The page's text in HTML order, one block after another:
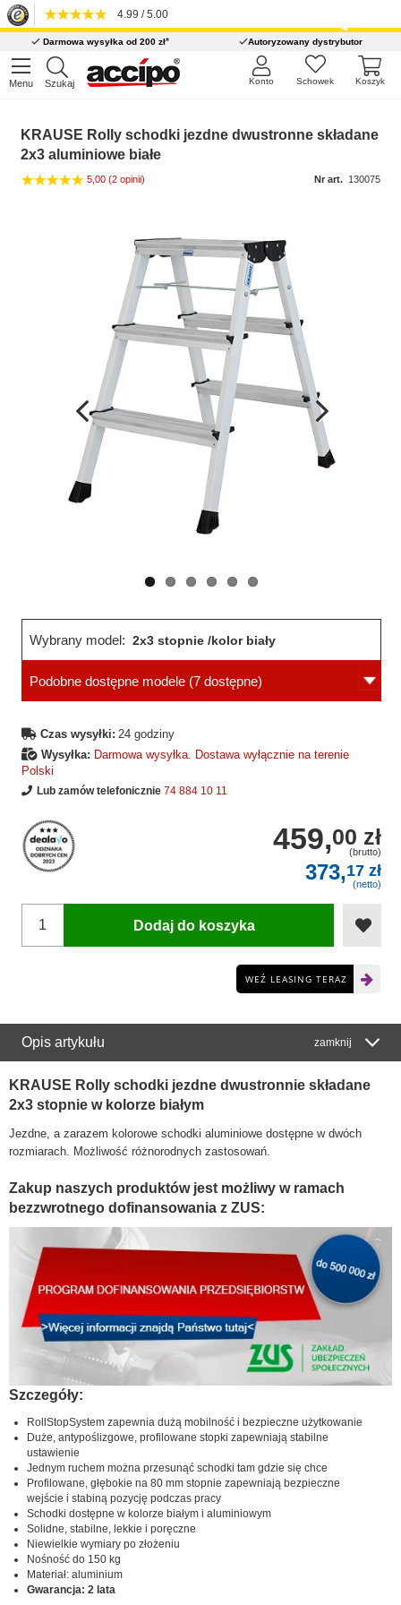
4.99 / 5.00
Darmowa wysyłka od 200 zł* Autoryzowany dystrybutor
Menu Szukaj Koszyk
Schowek
Konto
KRAUSE Rolly schodki jezdne dwustronne składane
2x3 aluminiowe białe
5,00 (2 opinii) Nr art. 130075
Wcześniejsza
strona
Następne
strona
Wybrany model: 2x3 stopnie /kolor biały
Podobne dostępne modele (7 dostępne)
Czas wysyłki: 24 godziny
Wysyłka: Darmowa wysyłka. Dostawa wyłącznie na terenie
Polski
Lub zamów telefonicznie 74 884 10 11
459,00 zł
(brutto)
373,17 zł
(netto)
Dodaj do koszyka
WEŹ LEASING TERAZ
Opis artykułu zamknij
KRAUSE Rolly schodki jezdne dwustronnie składane
2x3 stopnie w kolorze białym
Jezdne, a zarazem kolorowe schodki aluminiowe dostępne w dwóch
rozmiarach. Możliwość różnorodnych zastosowań.
Zakup naszych produktów jest możliwy w ramach
bezzwrotnego dofinansowania z ZUS:
Szczegóły:
RollStopSystem zapewnia dużą mobilność i bezpieczne użytkowanie
Duże, antypoślizgowe, profilowane stopki zapewniają stabilne
ustawienie
Jednym ruchem można przesunąć schodki tam gdzie się chce
Profilowane, głębokie na 80 mm stopnie zapewniają bezpieczne
wejście i stabiną pozycję podczas pracy
Schodki dostępne w kolorze białym i aluminiowym
Solidne, stabilne, lekkie i poręczne
Niewielkie wymiary po złożeniu
Nośność do 150 kg
Materiał: aluminium
Gwarancja: 2 lata